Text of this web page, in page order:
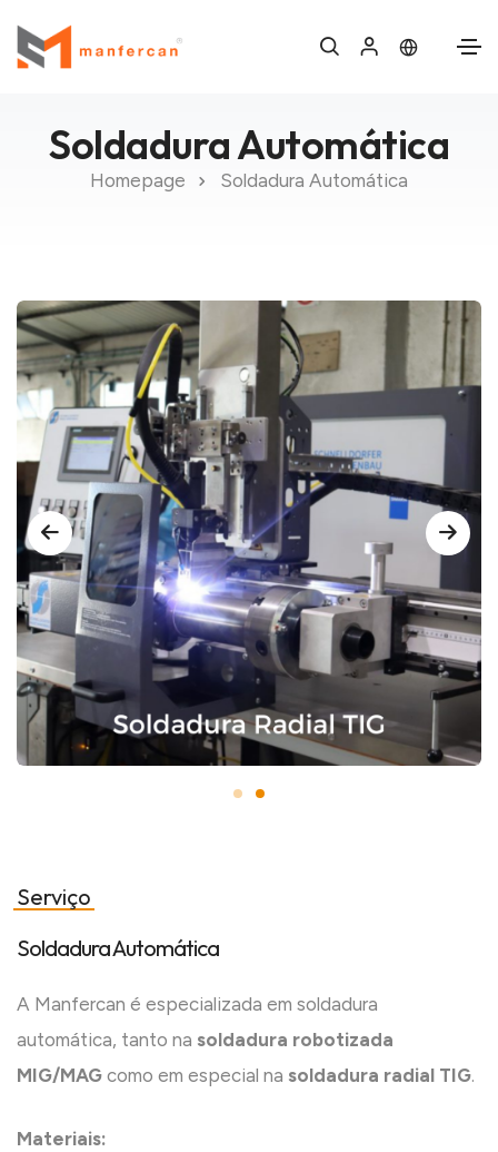
Soldadura Automática
Homepage Soldadura Automática
Serviço
Soldadura Automática
A Manfercan é especializada em soldadura
automática, tanto na soldadura robotizada
MIG/MAG como em especial na soldadura radial TIG.
Materiais: